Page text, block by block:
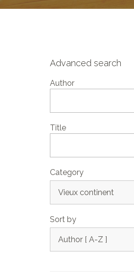
Advanced search
Author
Title
Category
Vieux continent
Sort by
Author [ A-Z ]